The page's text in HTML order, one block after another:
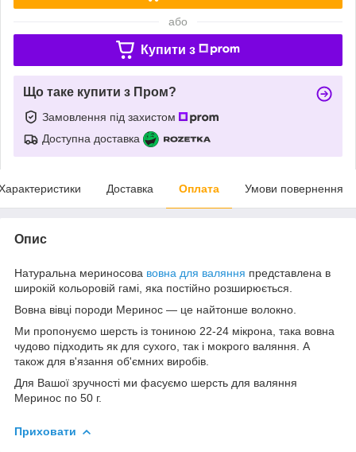
або
Купити з
Що таке купити з Пром?
Замовлення під захистом
Доступна доставка
Доставка Оплата Умови повернення
Опис
Натуральна мериносова вовна для валяння представлена в
широкій кольоровій гамі, яка постійно розширюється.
Вовна вівці породи Меринос — це найтонше волокно.
Ми пропонуємо шерсть із тониною 22-24 мікрона, така вовна
чудово підходить як для сухого, так і мокрого валяння. А
також для в'язання об'ємних виробів.
Для Вашої зручності ми фасуємо шерсть для валяння
Меринос по 50 г.
Приховати